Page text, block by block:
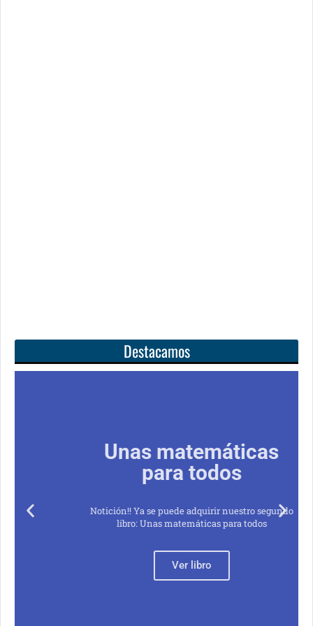
Destacamos
Unas matemáticas
para todos
Notición!! Ya se puede adquirir nuestro segundo
libro: Unas matemáticas para todos
Ver libro